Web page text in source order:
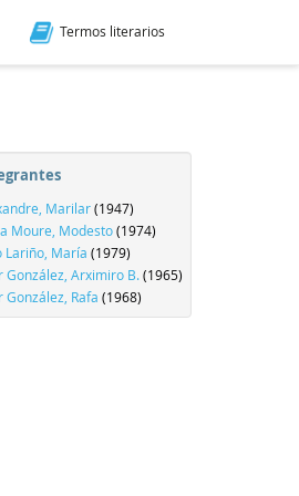
Termos literarios
Marilar(1947)
Moure, Modesto(1974)
Lariño, María (1979)
González, Arximiro B.(1965)
González, Rafa (1968)